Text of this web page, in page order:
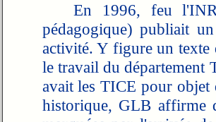
En 1996, feu l'INRP
pédagogique) publiait
activité. Y figure un texte
le travail du département
avait les TICE pour objet
historique, GLB affirme